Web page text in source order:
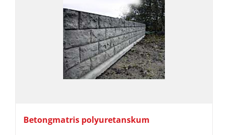
Betongmatris polyuretanskum